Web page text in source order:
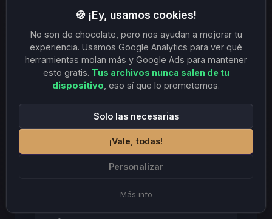
es estructuralmente mejor en cada eje, privacidad,
velocidad, confiabilidad, calidad.
Tu audio favorito de TikTok, esa entrevista de
YouTube, el Reel de tu marca, todos accesibles,
Herramientas mencionadas
🍪 ¡Ey, usamos cookies!
No son de chocolate, pero nos ayudan a mejorar tu
experiencia. Usamos Google Analytics para ver qué
herramientas molan más y Google Ads para mantener
esto gratis. Tus archivos nunca salen de tu
dispositivo , eso sí que lo prometemos.
Personalizar
Solo las necesarias
¡Vale, todas!
Más info